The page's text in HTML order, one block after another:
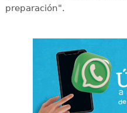
preparación".